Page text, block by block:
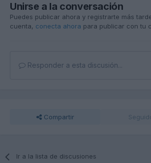
Unirse a la conversación
Puedes publicar ahora y registrarte más
cuenta, conecta ahora para publicar con tu
Responder a esta discusión...
Compartir
Ir a la lista de discusiones